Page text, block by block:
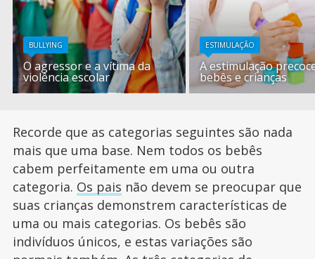
BULLYING
O agressor e a vítima da
violência escolar
ESTIMULAÇÃO
A estimulação
bebês e crianças
Recorde que as categorias seguintes são nada
mais que uma base. Nem todos os bebês
cabem perfeitamente em uma ou outra
categoria. Os pais não devem se preocupar que
suas crianças demonstrem características de
uma ou mais categorias. Os bebês são
indivíduos únicos, e estas variações são